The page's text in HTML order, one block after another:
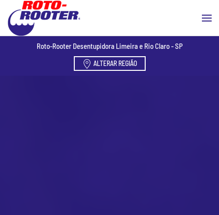
Skip to main content
Roto-Rooter Desentupidora Limeira e Rio Claro - SP
ALTERAR REGIÃO